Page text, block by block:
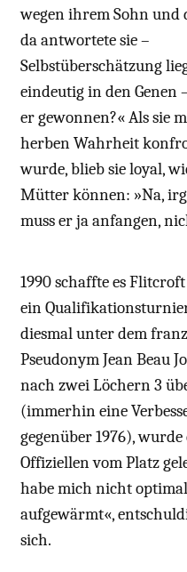
wegen ihrem Sohn und
da antwortete sie –
Selbstüberschätzung
eindeutig in den Genen
er gewonnen?« Als sie
herben Wahrheit
wurde, blieb sie loyal,
Mütter können: »Na,
muss er ja anfangen,
1990 schaffte es
ein
diesmal unter dem
Pseudonym Jean Beau
nach zwei Löchern 3
(immerhin eine
gegenüber 1976),
Offiziellen vom Platz
habe mich nicht optimal
aufgewärmt«,
sich.